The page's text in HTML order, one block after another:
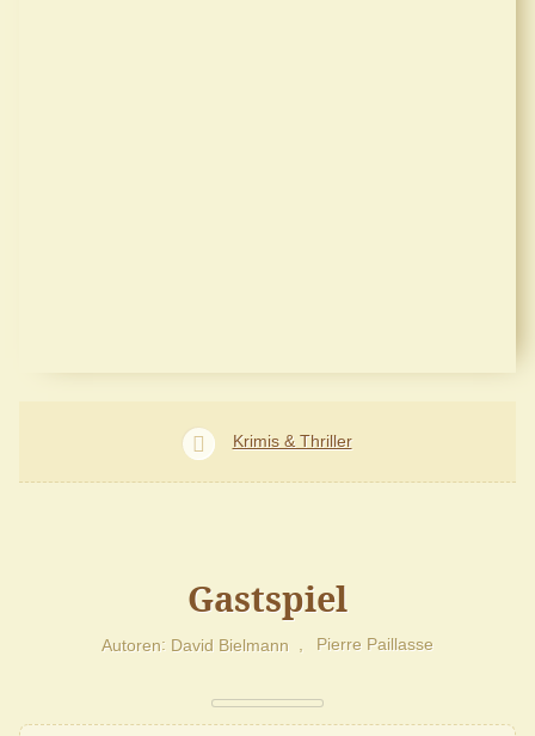
Krimis & Thriller
Gastspiel
Autoren David Bielmann Pierre Paillasse